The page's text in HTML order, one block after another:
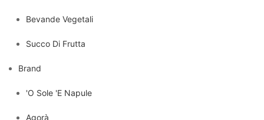
Bevande Vegetali
Succo Di Frutta
Brand
'O Sole 'E Napule
Agorà